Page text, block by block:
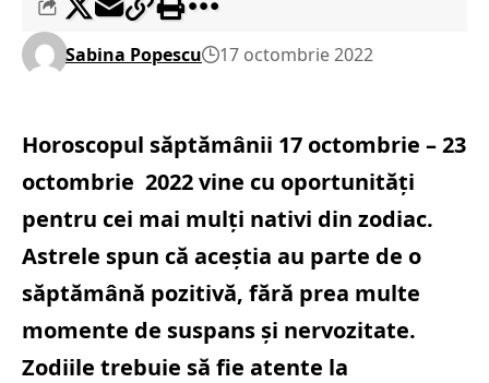
Sabina Popescu 17 octombrie 2022
Horoscopul săptămânii 17 octombrie – 23
octombrie 2022 vine cu oportunități
pentru cei mai mulți nativi din zodiac.
Astrele spun că aceștia au parte de o
săptămână pozitivă, fără prea multe
momente de suspans și nervozitate.
Zodiile trebuie să fie atente la